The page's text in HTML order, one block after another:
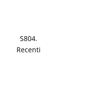
S804.
Recenti